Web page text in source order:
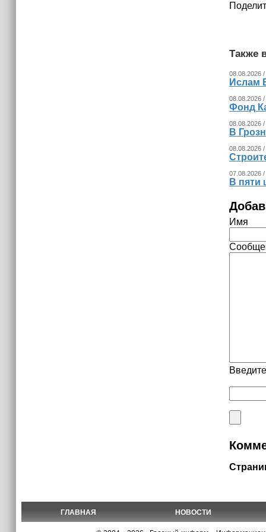
Также
08.08.2026
Ислам
08.08.2026
Фонд
08.08.2026
В
08.08.2026
07.08.2026
В пяти
Имя
ГЛАВНАЯ НОВОСТИ